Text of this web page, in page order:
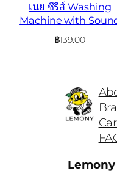
เนย ซีรีส์ Washing
Machine with
฿139.00